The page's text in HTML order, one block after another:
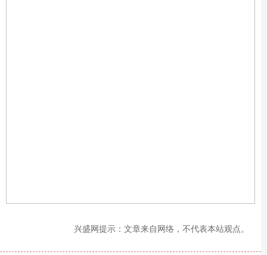
兴盛网提示：文章来自网络，不代表本站观点。